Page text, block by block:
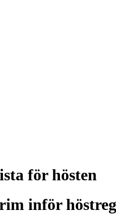
för hösten
inför